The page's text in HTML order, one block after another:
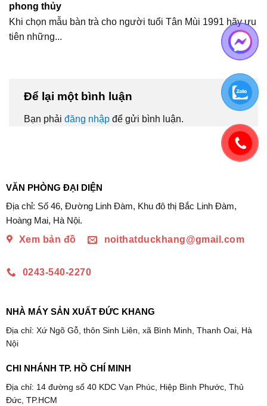
phong thủy
Khi chọn mẫu bàn trà cho người tuổi Tân Mùi 1991 hãy ưu
tiên những...
Để lại một bình luận
Bạn phải đăng nhập để gửi bình luận.
VĂN PHÒNG ĐẠI DIỆN
Địa chỉ: Số 46, Đường Linh Đàm, Khu đô thị Bắc Linh Đàm,
Hoàng Mai, Hà Nội.
Xem bản đồ
noithatduckhang@gmail.com
0243-540-2270
NHÀ MÁY SẢN XUẤT ĐỨC KHANG
Địa chỉ: Xứ Ngõ Gỗ, thôn Sinh Liên, xã Bình Minh, Thanh Oai, Hà
Nội
CHI NHÁNH TP. HỒ CHÍ MINH
Địa chỉ: 14 đường số 40 KDC Vạn Phúc, Hiệp Bình Phước, Thủ
Đức, TP.HCM